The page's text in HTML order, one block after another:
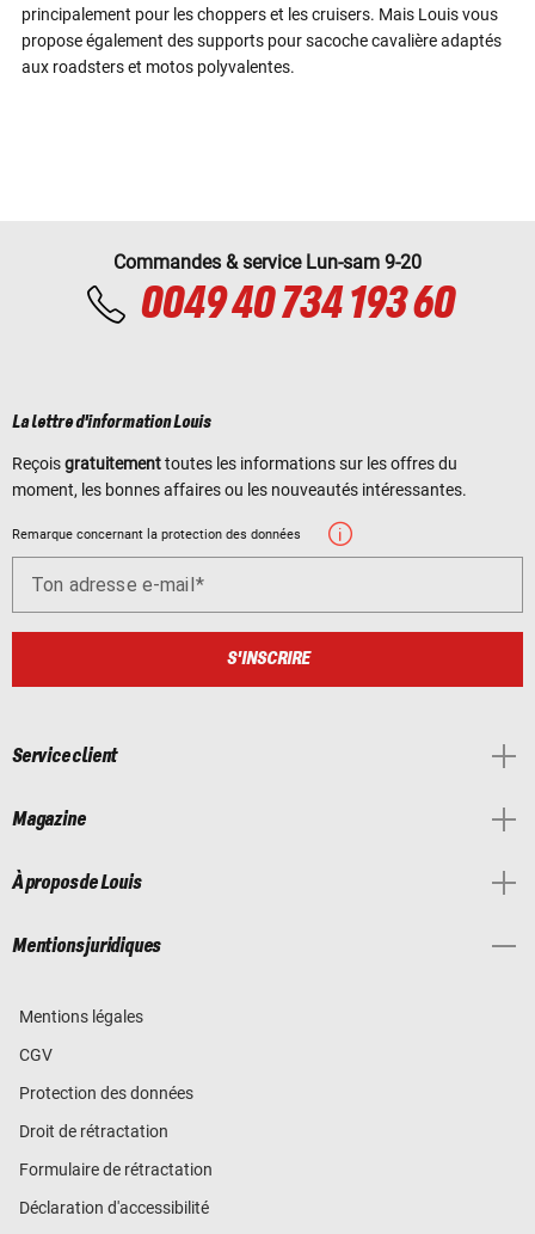
principalement pour les choppers et les cruisers. Mais Louis vous
propose également des supports pour sacoche cavalière adaptés
aux roadsters et motos polyvalentes.
Commandes & service Lun-sam 9-20
0049 40 734 193 60
La lettre d'information Louis
Reçoisgratuitementtoutes les informations sur les offres du
moment, les bonnes affaires ou les nouveautés intéressantes.
Remarque concernant la protection des données
Ton adresse e-mail
S'INSCRIRE
Service client
Magazine
À propos de Louis
Mentions juridiques
Mentions légales
CGV
Protection des données
Droit de rétractation
Formulaire de rétractation
Déclaration d'accessibilité